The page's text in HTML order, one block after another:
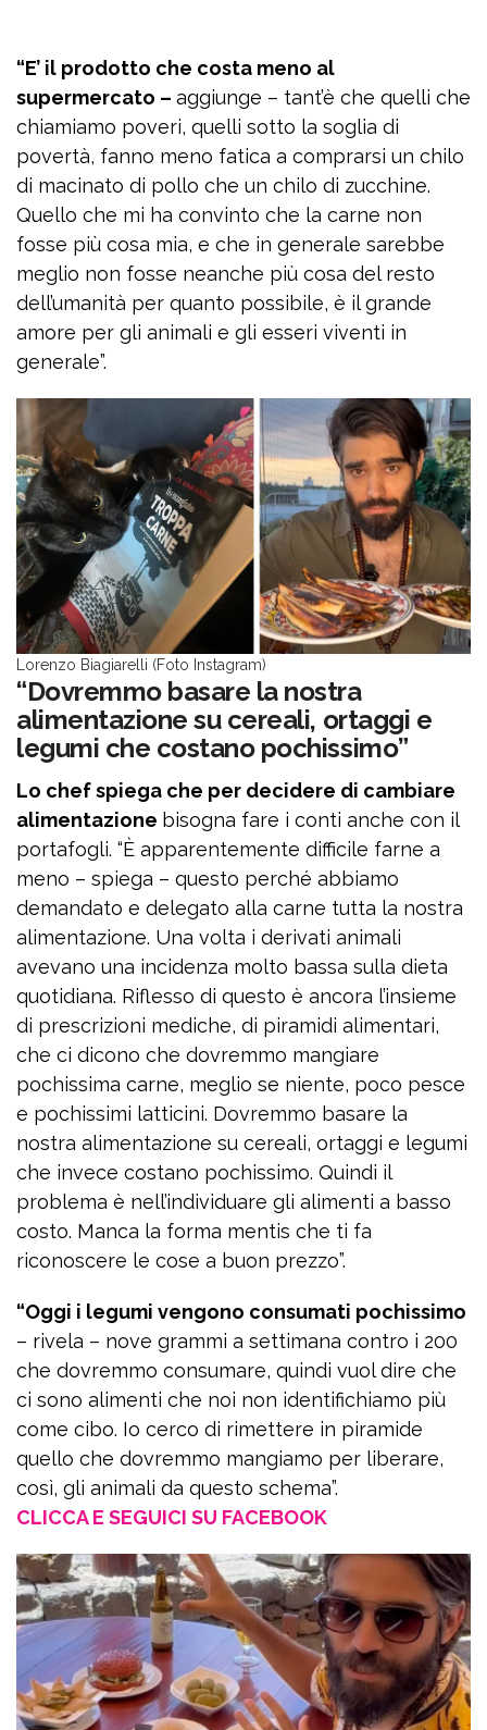
“E’ il prodotto che costa meno al
supermercato – aggiunge – tant’è che quelli che
chiamiamo poveri, quelli sotto la soglia di
povertà, fanno meno fatica a comprarsi un chilo
di macinato di pollo che un chilo di zucchine.
Quello che mi ha convinto che la carne non
fosse più cosa mia, e che in generale sarebbe
meglio non fosse neanche più cosa del resto
dell’umanità per quanto possibile, è il grande
amore per gli animali e gli esseri viventi in
generale”.
Lorenzo Biagiarelli (Foto Instagram)
“Dovremmo basare la nostra
alimentazione su cereali, ortaggi e
legumi che costano pochissimo”
Lo chef spiega che per decidere di cambiare
alimentazione bisogna fare i conti anche con il
portafogli. “È apparentemente difficile farne a
meno – spiega – questo perché abbiamo
demandato e delegato alla carne tutta la nostra
alimentazione. Una volta i derivati animali
avevano una incidenza molto bassa sulla dieta
quotidiana. Riflesso di questo è ancora l’insieme
di prescrizioni mediche, di piramidi alimentari,
che ci dicono che dovremmo mangiare
pochissima carne, meglio se niente, poco pesce
e pochissimi latticini. Dovremmo basare la
nostra alimentazione su cereali, ortaggi e legumi
che invece costano pochissimo. Quindi il
problema è nell’individuare gli alimenti a basso
costo. Manca la forma mentis che ti fa
riconoscere le cose a buon prezzo”.
“Oggi i legumi vengono consumati pochissimo
– rivela – nove grammi a settimana contro i 200
che dovremmo consumare, quindi vuol dire che
ci sono alimenti che noi non identifichiamo più
come cibo. Io cerco di rimettere in piramide
quello che dovremmo mangiamo per liberare,
così, gli animali da questo schema”.
CLICCA E SEGUICI SU FACEBOOK